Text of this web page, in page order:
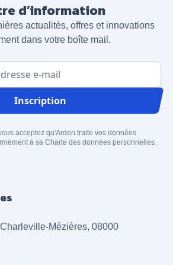
d’information
actualités, offres et innovations
dans votre boîte mail.
Inscription
acceptez qu'Arden traite vos données
à sa Charte des données personnelles.
Mézières, 08000